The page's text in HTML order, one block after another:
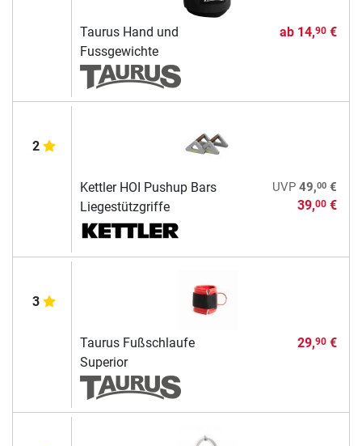
Taurus Hand und
Fussgewichte
ab 14,90€
2
Kettler HOI Pushup Bars
Liegestützgriffe
UVP 49,00€
39,00€
3
Taurus Fußschlaufe
Superior
29,90€